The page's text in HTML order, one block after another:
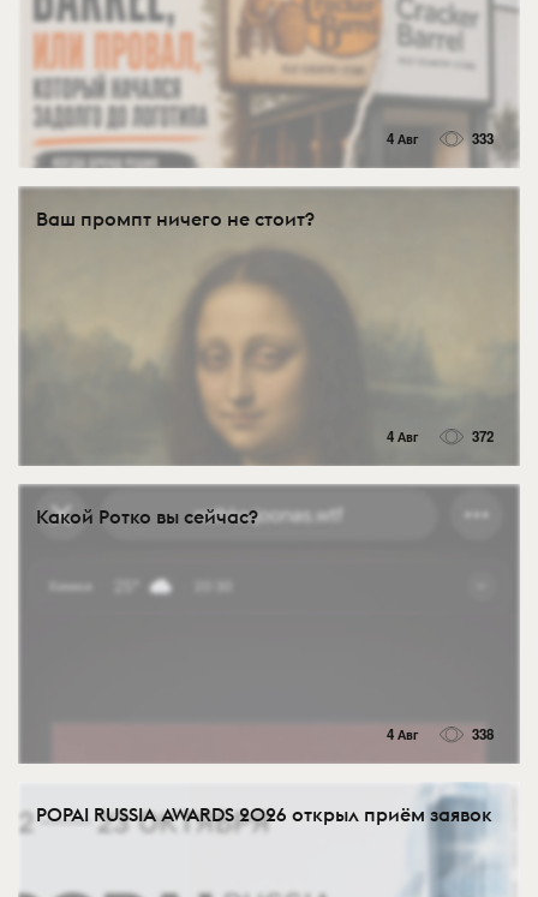
4 Авг 333
Ваш промпт ничего не стоит?
4 Авг 372
Какой Ротко вы сейчас?
4 Авг 338
POPAI RUSSIA AWARDS 2026 открыл приём заявок